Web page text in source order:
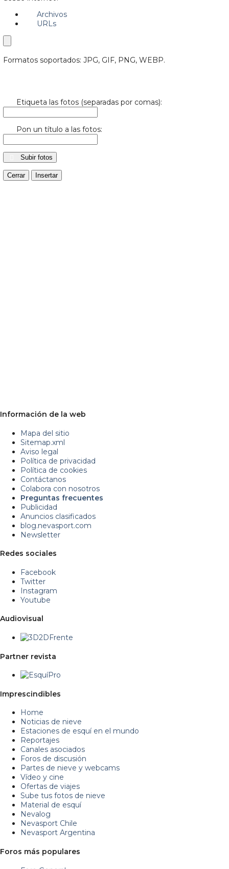
Archivos
URLs
Formatos soportados: JPG, GIF, PNG, WEBP.
Etiqueta las fotos (separadas por comas):
Pon un título a las fotos:
Subir fotos
Cerrar Insertar
Información de la web
Mapa del sitio
Sitemap.xml
Aviso legal
Política de privacidad
Política de cookies
Contáctanos
Colabora con nosotros
Preguntas frecuentes
Publicidad
Anuncios clasificados
blog.nevasport.com
Newsletter
Redes sociales
Facebook
Twitter
Instagram
Youtube
Audiovisual
Partner revista
Imprescindibles
Home
Noticias de nieve
Estaciones de esquí en el mundo
Reportajes
Canales asociados
Foros de discusión
Partes de nieve y webcams
Vídeo y cine
Ofertas de viajes
Sube tus fotos de nieve
Material de esquí
Nevalog
Nevasport Chile
Nevasport Argentina
Foros más populares